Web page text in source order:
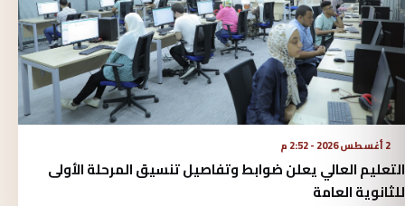
2 أغسطس 2026 - 2:52 م
التعليم العالي يعلن ضوابط وتفاصيل تنسيق المرحلة الأولى
للثانوية العامة